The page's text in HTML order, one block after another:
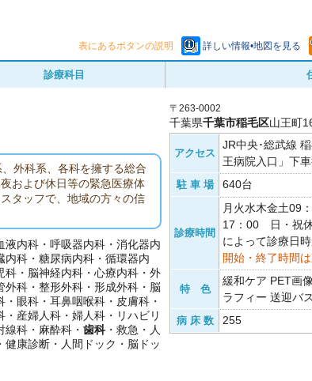
表にあるボタンの説明 詳しい情報•地図を見る
診療科目
外科系、各科を擁する総合
および休日等の緊急医療体
タッフで、地域の方々の信
液内科・呼吸器内科・消化器内
内科・糖尿病内科・循環器内
科・脳神経内科・心療内科・外
外科・整形外科・形成外科・脳
・眼科・耳鼻咽喉科・皮膚科・
・産婦人科・婦人科・リハビリ
線科・麻酔科・歯科・救急・人
健康診断・人間ドック・脳ドッ
〒263-0002
千葉県千葉市稲毛区山王町
アクセス
JR中央･総武線
王病院入口」下
駐 車 場 640台
診療時間
月火水木金土09
17：00 日・祝
によって診療日
開始・終了時間
特 色
緩和ケア PET画
ラフィー 送迎バ
病 床 数 255